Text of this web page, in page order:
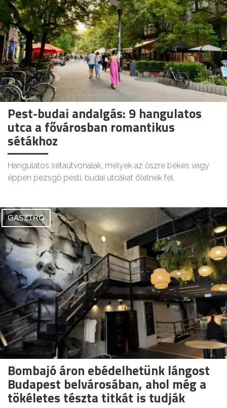
Pest-budai andalgás: 9 hangulatos
utca a fővárosban romantikus
sétákhoz
Hangulatos sétaútvonalak, melyek az őszre békés vagy
éppen pezsgő pesti, budai utcákat ölelnek fel.
GASZTRO
Bombajó áron ebédelhetünk lángost
Budapest belvárosában, ahol még a
tökéletes tészta titkát is tudják